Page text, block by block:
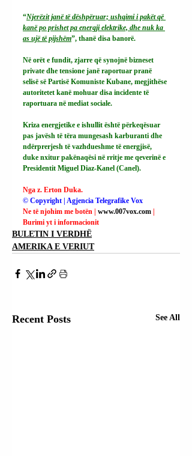
“Njerëzit janë të dëshpëruar; ushqimi i pakët që
kanë po prishet pa energji elektrike, dhe nuk ka
as ujë të pijshëm”, thanë disa banorë.
Në orët e fundit, zjarre që synojnë bizneset
private dhe tensione janë raportuar pranë
selisë së Partisë Komuniste Kubane, megjithëse
autoritetet kanë mohuar disa incidente të
raportuara në mediat sociale.
Kriza energjetike e ishullit është përkeqësuar
pas javësh të tëra mungesash karburanti dhe
ndërprerjesh të vazhdueshme të energjisë,
duke nxitur pakënaqësi në rritje me qeverinë e
Presidentit Miguel Diaz-Kanel (Canel).
Nga z. Erton Duka.
© Copyright | Agjencia Telegrafike Vox
Ne të njohim me botën | www.007vox.com
Burimi yt i informacionit
BULETIN I VERDHË
AMERIKA E VERIUT
Recent Posts See All